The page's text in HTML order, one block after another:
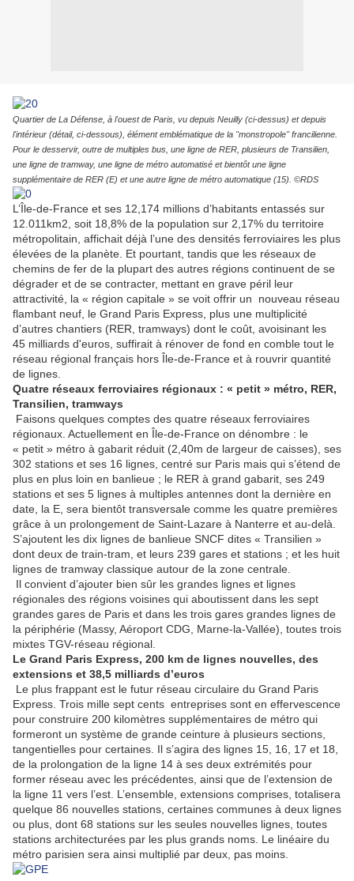
Quartier de La Défense, à l'ouest de Paris, vu depuis Neuilly (ci-dessus) et depuis
l'intérieur (détail, ci-dessous), élément emblématique de la "monstropole" francilienne.
Pour le desservir, outre de multiples bus, une ligne de RER, plusieurs de Transilien,
une ligne de tramway, une ligne de métro automatisé et bientôt une ligne
supplémentaire de RER (E) et une autre ligne de métro automatique (15). ©RDS
L’Île-de-France et ses 12,174 millions d’habitants entassés sur
12.011km2, soit 18,8% de la population sur 2,17% du territoire
métropolitain, affichait déjà l’une des densités ferroviaires les plus
élevées de la planète. Et pourtant, tandis que les réseaux de
chemins de fer de la plupart des autres régions continuent de se
dégrader et de se contracter, mettant en grave péril leur
attractivité, la « région capitale » se voit offrir un nouveau réseau
flambant neuf, le Grand Paris Express, plus une multiplicité
d’autres chantiers (RER, tramways) dont le coût, avoisinant les
45 milliards d'euros, suffirait à rénover de fond en comble tout le
réseau régional français hors Île-de-France et à rouvrir quantité
de lignes.
Quatre réseaux ferroviaires régionaux : « petit » métro, RER,
Transilien, tramways
Faisons quelques comptes des quatre réseaux ferroviaires
régionaux. Actuellement en Île-de-France on dénombre : le
« petit » métro à gabarit réduit (2,40m de largeur de caisses), ses
302 stations et ses 16 lignes, centré sur Paris mais qui s’étend de
plus en plus loin en banlieue ; le RER à grand gabarit, ses 249
stations et ses 5 lignes à multiples antennes dont la dernière en
date, la E, sera bientôt transversale comme les quatre premières
grâce à un prolongement de Saint-Lazare à Nanterre et au-delà.
S’ajoutent les dix lignes de banlieue SNCF dites « Transilien »
dont deux de train-tram, et leurs 239 gares et stations ; et les huit
lignes de tramway classique autour de la zone centrale.
Il convient d’ajouter bien sûr les grandes lignes et lignes
régionales des régions voisines qui aboutissent dans les sept
grandes gares de Paris et dans les trois gares grandes lignes de
la périphérie (Massy, Aéroport CDG, Marne-la-Vallée), toutes trois
mixtes TGV-réseau régional.
Le Grand Paris Express, 200 km de lignes nouvelles, des
extensions et 38,5 milliards d’euros
Le plus frappant est le futur réseau circulaire du Grand Paris
Express. Trois mille sept cents entreprises sont en effervescence
pour construire 200 kilomètres supplémentaires de métro qui
formeront un système de grande ceinture à plusieurs sections,
tangentielles pour certaines. Il s’agira des lignes 15, 16, 17 et 18,
de la prolongation de la ligne 14 à ses deux extrémités pour
former réseau avec les précédentes, ainsi que de l’extension de
la ligne 11 vers l’est. L’ensemble, extensions comprises, totalisera
quelque 86 nouvelles stations, certaines communes à deux lignes
ou plus, dont 68 stations sur les seules nouvelles lignes, toutes
stations architecturées par les plus grands noms. Le linéaire du
métro parisien sera ainsi multiplié par deux, pas moins.